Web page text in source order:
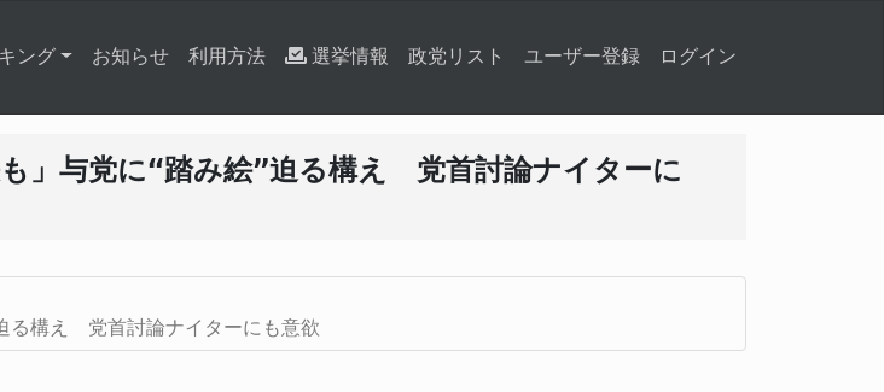
ング お知らせ 利用方法 選挙情報 政党リスト ユーザー登録 ログイン
」与党に“踏み絵”迫る構え 党首討論ナイターに
る構え 党首討論ナイターにも意欲